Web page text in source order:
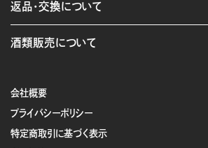
会社概要
プライバシーポリシー
特定商取引に基づく表示
返品・交換について
酒類販売について